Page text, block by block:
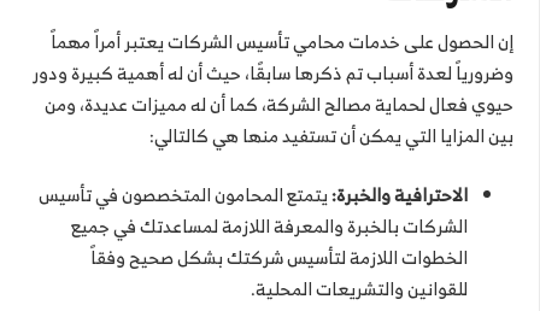
إن الحصول على خدمات محامي تأسيس الشركات يعتبر أمراً مهماً
وضرورياً لعدة أسباب تم ذكرها سابقًا، حيث أن له أهمية كبيرة ودور
حيوي فعال لحماية مصالح الشركة، كما أن له مميزات عديدة، ومن
بين المزايا التي يمكن أن تستفيد منها هي كالتالي:
الاحترافية والخبرة:يتمتع المحامون المتخصصون في تأسيس
الشركات بالخبرة والمعرفة اللازمة لمساعدتك في جميع
الخطوات اللازمة لتأسيس شركتك بشكل صحيح وفقاً
للقوانين والتشريعات المحلية.